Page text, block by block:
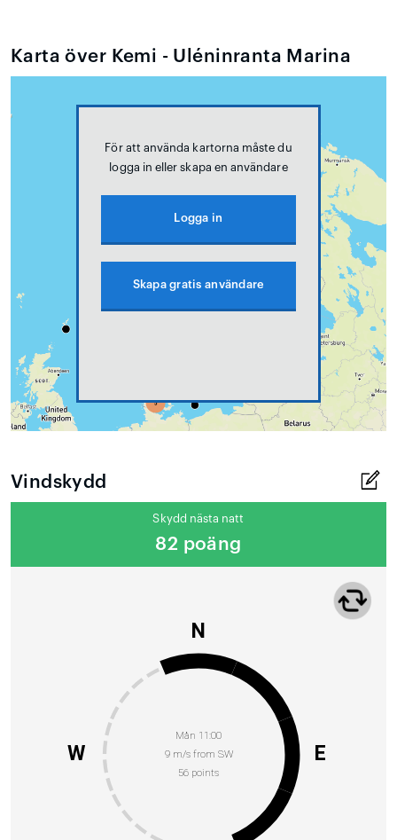
Karta över Kemi - Uléninranta Marina
För att använda kartorna måste du
logga in eller skapa en användare
Logga in
Skapa gratis användare
Vindskydd
Skydd nästa natt
82 poäng
Mån 11:00
9 m/s from SW
56 points
N
E
W